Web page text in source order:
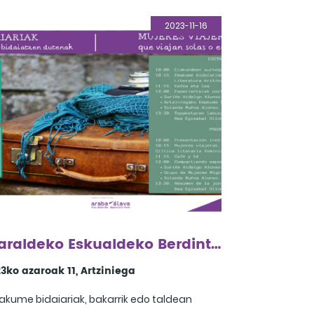
2023-11-16
Aiaraldeko Eskualdeko Berdintasun Topaketa
azaroak 11, Artziniega
bidaiariak, bakarrik edo taldean